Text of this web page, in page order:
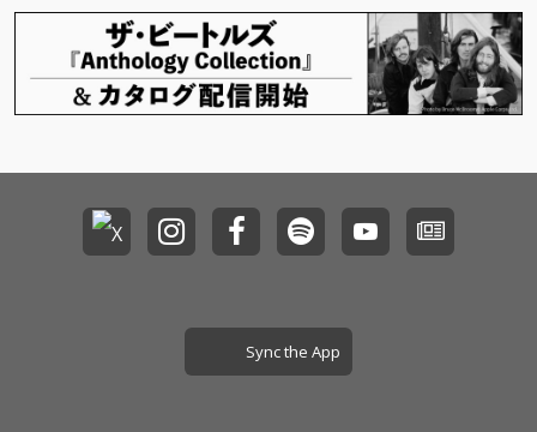
ント〈PEAK〉3回目の開催が発
表された。 その第一弾出演アー
ティストに、ラッパーCamp
Sync the App